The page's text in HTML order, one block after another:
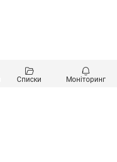
Списки Моніторинг